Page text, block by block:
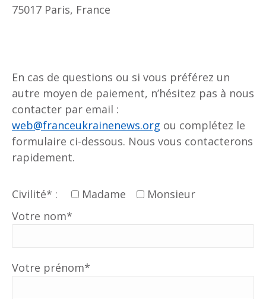
75017 Paris, France
En cas de questions ou si vous préférez un
autre moyen de paiement, n’hésitez pas à nous
contacter par email :
web@franceukrainenews.org ou complétez le
formulaire ci-dessous. Nous vous contacterons
rapidement.
Civilité* : Madame
Monsieur
Votre nom*
Votre prénom*